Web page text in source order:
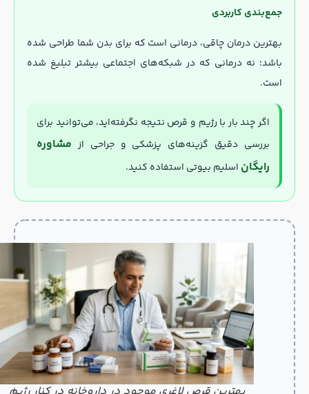
جمع‌بندی کاربردی
بهترین درمان چاقی، درمانی است که برای بدن شما طراحی شده
باشد؛ نه درمانی که در شبکه‌های اجتماعی بیشتر تبلیغ شده
است.
اگر چند بار با رژیم و قرص نتیجه نگرفته‌اید، می‌توانید برای
بررسی دقیق گزینه‌های پزشکی و جراحی ازمشاوره
رایگاناسلیم بیوتی استفاده کنید.